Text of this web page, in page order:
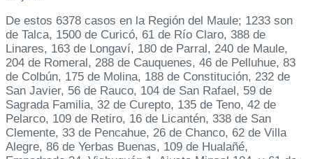
De estos 6378 casos en la Región del Maule; 1233 son
de Talca, 1500 de Curicó, 61 de Río Claro, 388 de
Linares, 163 de Longaví, 180 de Parral, 240 de Maule,
204 de Romeral, 288 de Cauquenes, 46 de Pelluhue, 83
de Colbún, 175 de Molina, 188 de Constitución, 232 de
San Javier, 56 de Rauco, 104 de San Rafael, 59 de
Sagrada Familia, 32 de Curepto, 135 de Teno, 42 de
Pelarco, 109 de Retiro, 16 de Licantén, 338 de San
Clemente, 33 de Pencahue, 26 de Chanco, 62 de Villa
Alegre, 86 de Yerbas Buenas, 109 de Hualañé,